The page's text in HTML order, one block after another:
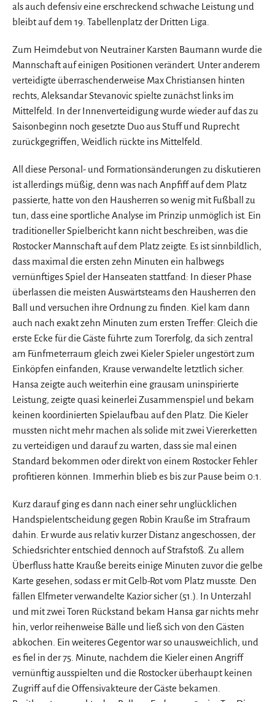
als auch defensiv eine erschreckend schwache Leistung und
bleibt auf dem 19. Tabellenplatz der Dritten Liga.
Zum Heimdebut von Neutrainer Karsten Baumann wurde die
Mannschaft auf einigen Positionen verändert. Unter anderem
verteidigte überraschenderweise Max Christiansen hinten
rechts, Aleksandar Stevanovic spielte zunächst links im
Mittelfeld. In der Innenverteidigung wurde wieder auf das zu
Saisonbeginn noch gesetzte Duo aus Stuff und Ruprecht
zurückgegriffen, Weidlich rückte ins Mittelfeld.
All diese Personal- und Formationsänderungen zu diskutieren
ist allerdings müßig, denn was nach Anpfiff auf dem Platz
passierte, hatte von den Hausherren so wenig mit Fußball zu
tun, dass eine sportliche Analyse im Prinzip unmöglich ist. Ein
traditioneller Spielbericht kann nicht beschreiben, was die
Rostocker Mannschaft auf dem Platz zeigte. Es ist sinnbildlich,
dass maximal die ersten zehn Minuten ein halbwegs
vernünftiges Spiel der Hanseaten stattfand: In dieser Phase
überlassen die meisten Auswärtsteams den Hausherren den
Ball und versuchen ihre Ordnung zu finden. Kiel kam dann
auch nach exakt zehn Minuten zum ersten Treffer: Gleich die
erste Ecke für die Gäste führte zum Torerfolg, da sich zentral
am Fünfmeterraum gleich zwei Kieler Spieler ungestört zum
Einköpfen einfanden, Krause verwandelte letztlich sicher.
Hansa zeigte auch weiterhin eine grausam uninspirierte
Leistung, zeigte quasi keinerlei Zusammenspiel und bekam
keinen koordinierten Spielaufbau auf den Platz. Die Kieler
mussten nicht mehr machen als solide mit zwei Viererketten
zu verteidigen und darauf zu warten, dass sie mal einen
Standard bekommen oder direkt von einem Rostocker Fehler
profitieren können. Immerhin blieb es bis zur Pause beim 0:1.
Kurz darauf ging es dann nach einer sehr unglücklichen
Handspielentscheidung gegen Robin Krauße im Strafraum
dahin. Er wurde aus relativ kurzer Distanz angeschossen, der
Schiedsrichter entschied dennoch auf Strafstoß. Zu allem
Überfluss hatte Krauße bereits einige Minuten zuvor die gelbe
Karte gesehen, sodass er mit Gelb-Rot vom Platz musste. Den
fällen Elfmeter verwandelte Kazior sicher (51.). In Unterzahl
und mit zwei Toren Rückstand bekam Hansa gar nichts mehr
hin, verlor reihenweise Bälle und ließ sich von den Gästen
abkochen. Ein weiteres Gegentor war so unausweichlich, und
es fiel in der 75. Minute, nachdem die Kieler einen Angriff
vernünftig ausspielten und die Rostocker überhaupt keinen
Zugriff auf die Offensivakteure der Gäste bekamen.